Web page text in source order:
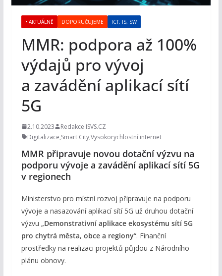
• AKTUÁLNĚ DOPORUČUJEME ICT, IS, SW
MMR: podpora až 100%
výdajů pro vývoj
a zavádění aplikací sítí
5G
2.10.2023
Redakce ISVS.CZ
Digitalizace,Smart City,Vysokorychlostní internet
MMR připravuje novou dotační výzvu na
podporu vývoje a zavádění aplikací sítí 5G
v regionech
Ministerstvo pro místní rozvoj připravuje na podporu
vývoje a nasazování aplikací sítí 5G už druhou dotační
výzvu „Demonstrativní aplikace ekosystému sítí 5G
pro chytrá města, obce a regiony“. Finanční
prostředky na realizaci projektů půjdou z Národního
plánu obnovy.